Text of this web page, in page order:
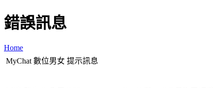
錯誤訊息
Home
MyChat 數位男女 提示訊息